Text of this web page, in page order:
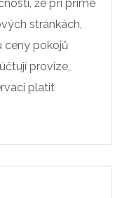
že při přímé
stránkách,
ceny pokojů
provize,
platit